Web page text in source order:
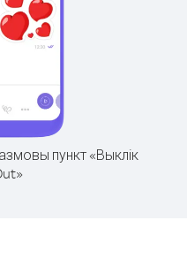
пункт «Выклік